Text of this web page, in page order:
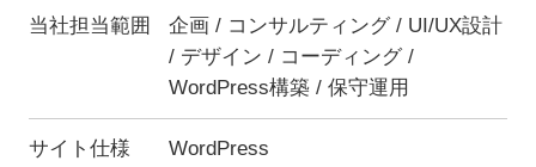
当社担当範囲
企画 / コンサルティング / UI/UX設計
/ デザイン / コーディング /
WordPress構築 / 保守運用
サイト仕様 WordPress